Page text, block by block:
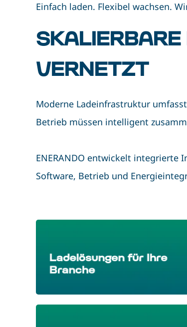
Einfach laden. Flexibel wachsen.
VERNETZT
Moderne Ladeinfrastruktur
Betrieb müssen intelligent
ENERANDO entwickelt integrierte
Software, Betrieb und
Ladelösungen für Ihre
Branche